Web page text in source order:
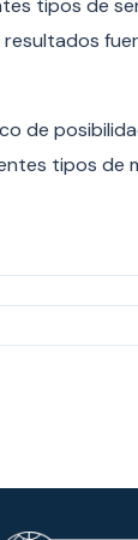
tipos de
de
tipos de